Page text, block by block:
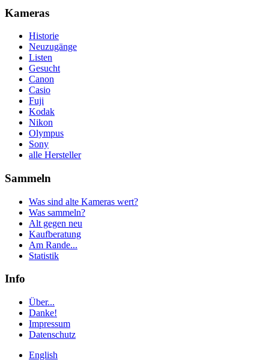
Kameras
Historie
Neuzugänge
Listen
Gesucht
Canon
Casio
Fuji
Kodak
Nikon
Olympus
Sony
alle Hersteller
Sammeln
Was sind alte Kameras wert?
Was sammeln?
Alt gegen neu
Kaufberatung
Am Rande...
Statistik
Info
Über...
Danke!
Impressum
Datenschutz
English